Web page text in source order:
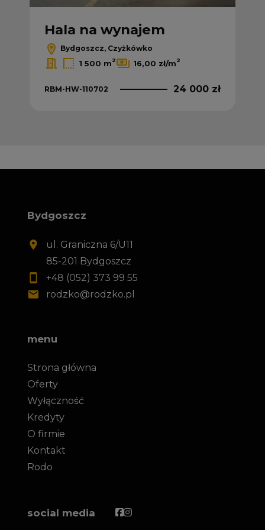
Hala na wynajem
Bydgoszcz, Czyżkówko
1 500 m2 16,00 zł/m2
RBM-HW-110702 24 000 zł
Bydgoszcz
ul. Graniczna 6/U11
85-201 Bydgoszcz
+48 (052) 373 99 55
rodzko@rodzko.pl
menu
Strona główna
Oferty
Wyłączność
Kredyty
O firmie
Kontakt
Rodo
social media Facebook
Facebook